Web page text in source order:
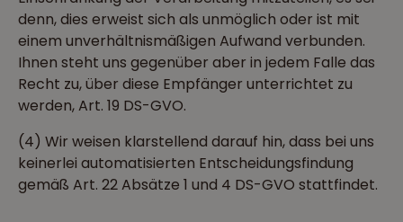
denn, dies erweist sich als unmöglich oder ist mit
einem unverhältnismäßigen Aufwand verbunden.
Ihnen steht uns gegenüber aber in jedem Falle das
Recht zu, über diese Empfänger unterrichtet zu
werden, Art. 19 DS-GVO.
(4) Wir weisen klarstellend darauf hin, dass bei uns
keinerlei automatisierten Entscheidungsfindung
gemäß Art. 22 Absätze 1 und 4 DS-GVO stattfindet.